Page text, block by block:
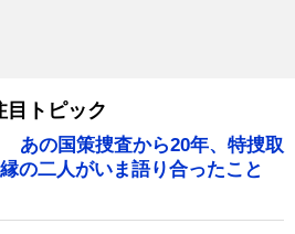
目トピック
あの国策捜査から20年、特捜取
の二人がいま語り合ったこと